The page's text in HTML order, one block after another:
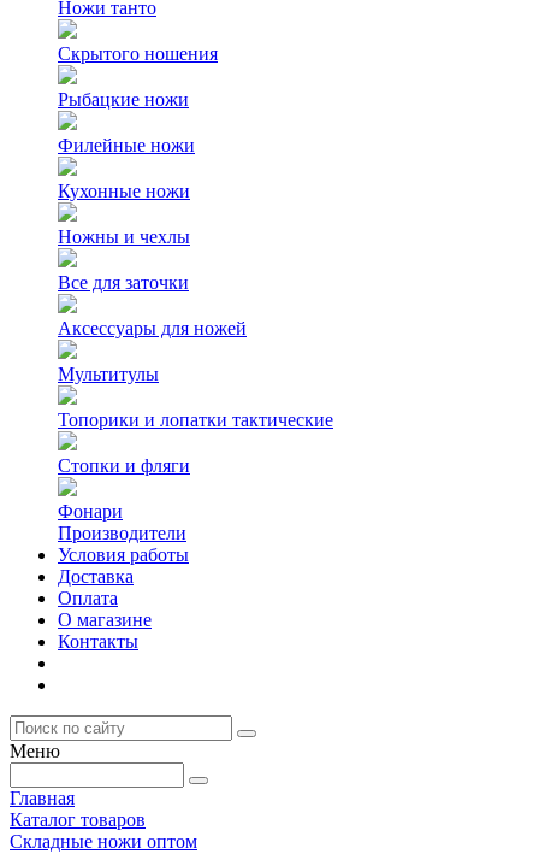
Ножи танто
Скрытого ношения
Рыбацкие ножи
Филейные ножи
Кухонные ножи
Ножны и чехлы
Все для заточки
Аксессуары для ножей
Мультитулы
Топорики и лопатки тактические
Стопки и фляги
Фонари
Производители
Условия работы
Доставка
Оплата
О магазине
Контакты
Меню
Главная
Каталог товаров
Складные ножи оптом